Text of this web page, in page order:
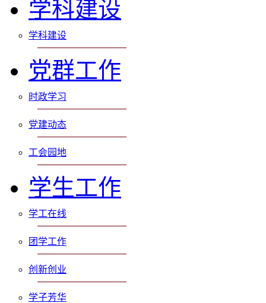
学科建设
学科建设
党群工作
时政学习
党建动态
工会园地
学生工作
学工在线
团学工作
创新创业
学子芳华